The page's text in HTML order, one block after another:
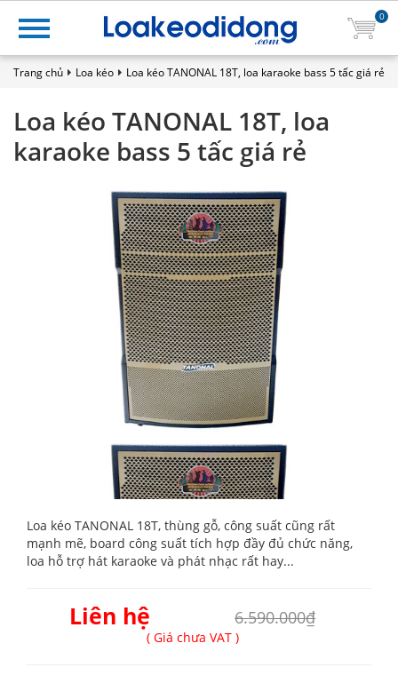
0
Trang chủ Loa kéo Loa kéo TANONAL 18T, loa karaoke bass 5 tấc giá rẻ
Loa kéo TANONAL 18T, loa
karaoke bass 5 tấc giá rẻ
Loa kéo TANONAL 18T, thùng gỗ, công suất cũng rất
mạnh mẽ, board công suất tích hợp đầy đủ chức năng,
loa hỗ trợ hát karaoke và phát nhạc rất hay...
Liên hệ 6.590.000₫
( Giá chưa VAT )